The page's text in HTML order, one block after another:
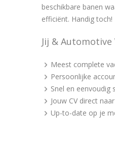
beschikbare banen
efficiënt. Handig toch!
Jij &
Meest complete
Persoonlijke
Snel en eenvoudig
Jouw CV direct
Up-to-date op je